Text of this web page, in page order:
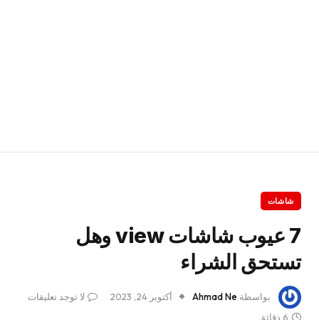
شاشات
7 عيوب شاشات view وهل
تستحق الشراء
بواسطة Ahmad Ne أكتوبر 24, 2023
لا توجد تعليقات
6 دقائق